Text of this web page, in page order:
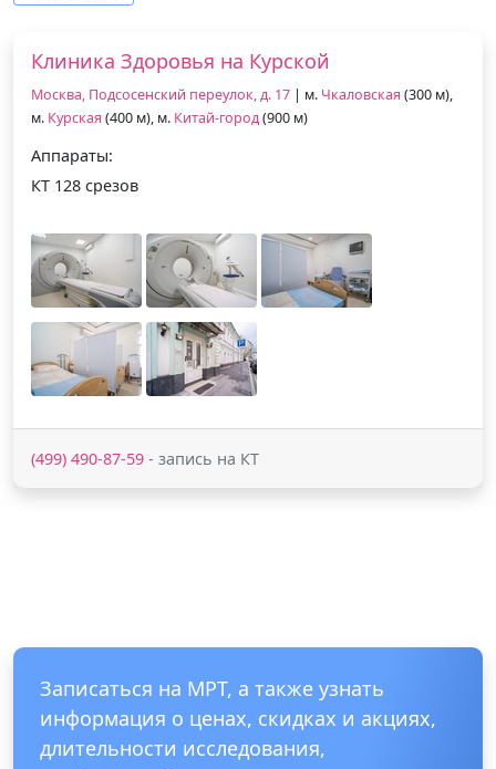
Клиника Здоровья на Курской
Москва, Подсосенский переулок, д. 17 | м. Чкаловская (300 м),
м. Курская (400 м), м. Китай-город(900 м)
Аппараты:
КТ 128 срезов
(499) 490-87-59 - запись на КТ
Записаться на МРТ, а также узнать
информация о ценах, скидках и акциях,
длительности исследования,